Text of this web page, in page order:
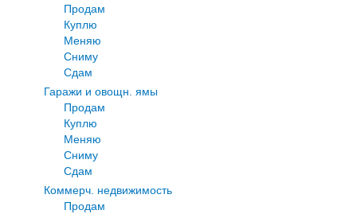
Продам
Куплю
Меняю
Сниму
Сдам
Гаражи и овощн. ямы
Продам
Куплю
Меняю
Сниму
Сдам
Коммерч. недвижимость
Продам